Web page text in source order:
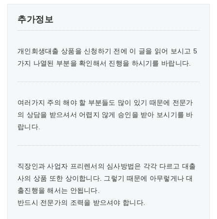
추가정보
개인회생대출 상품을 신청하기 전에 이 글을 읽어 보시고 5
가지 나열된 부분을 확인해서 진행을 하시기를 바랍니다.
여러가지 주의 해야 할 부분들도 많이 있기 때문에 전문가
의 상담을 받으셔서 어렵지 않게 승인을 받아 보시기를 바
랍니다.
직장인과 사업자 프리렌서의 심사방법은 각각 다르고 대출
사의 상품 또한 상이합니다. 그렇기 때문에 아무렇게나 대
출진행을 해서는 안됩니다.
반드시 전문가의 조력을 받으셔야 합니다.